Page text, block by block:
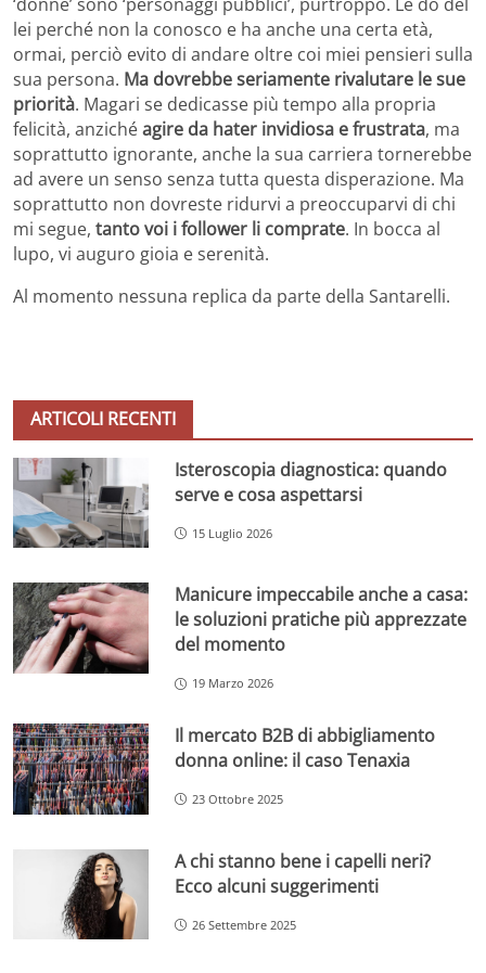
lei perché non la conosco e ha anche una certa età,
ormai, perciò evito di andare oltre coi miei pensieri sulla
sua persona. Ma dovrebbe seriamente rivalutare le sue
priorità. Magari se dedicasse più tempo alla propria
felicità, anzichéagire da hater invidiosa e frustrata, ma
soprattutto ignorante, anche la sua carriera tornerebbe
ad avere un senso senza tutta questa disperazione. Ma
soprattutto non dovreste ridurvi a preoccuparvi di chi
mi segue, tanto voi i follower li comprate. In bocca al
lupo, vi auguro gioia e serenità.
Al momento nessuna replica da parte della Santarelli.
ARTICOLI RECENTI
Isteroscopia diagnostica: quando
serve e cosa aspettarsi
15 Luglio 2026
Manicure impeccabile anche a casa:
le soluzioni pratiche più apprezzate
del momento
19 Marzo 2026
Il mercato B2B di abbigliamento
donna online: il caso Tenaxia
23 Ottobre 2025
A chi stanno bene i capelli neri?
Ecco alcuni suggerimenti
26 Settembre 2025